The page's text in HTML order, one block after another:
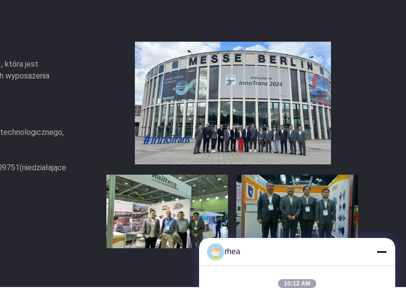
która jest
wyposażenia
rhea
10:12 AM